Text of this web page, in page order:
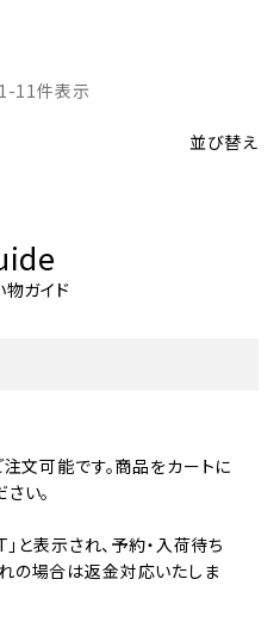
並び替え
1 -11件表示
物ガイド
文可能です。商品をカートに
い。
と表示され、予約・入荷待ち
の場合は返金対応いたしま